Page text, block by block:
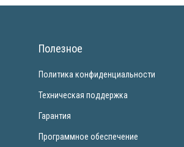
Полезное
Политика конфиденциальности
Техническая поддержка
Гарантия
Программное обеспечение